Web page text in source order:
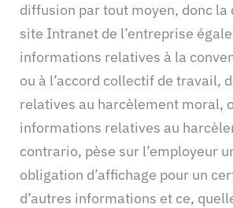
diffusion par tout moyen, donc
site Intranet de l’entreprise
informations relatives à la
ou à l’accord collectif de travail,
relatives au harcèlement moral,
informations relatives au
contrario, pèse sur l’employeur
obligation d’affichage pour un
d’autres informations et ce,